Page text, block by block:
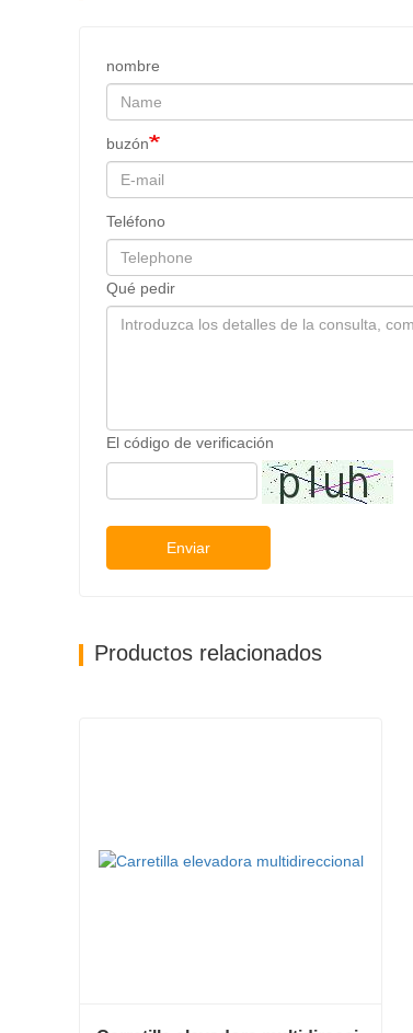
nombre
buzón
Teléfono
Qué pedir
El código de verificación
Enviar
Productos relacionados